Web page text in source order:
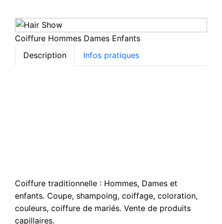
Coiffure Hommes Dames Enfants
Description
Infos pratiques
Coiffure traditionnelle : Hommes, Dames et
enfants. Coupe, shampoing, coiffage, coloration,
couleurs, coiffure de mariés. Vente de produits
capillaires.